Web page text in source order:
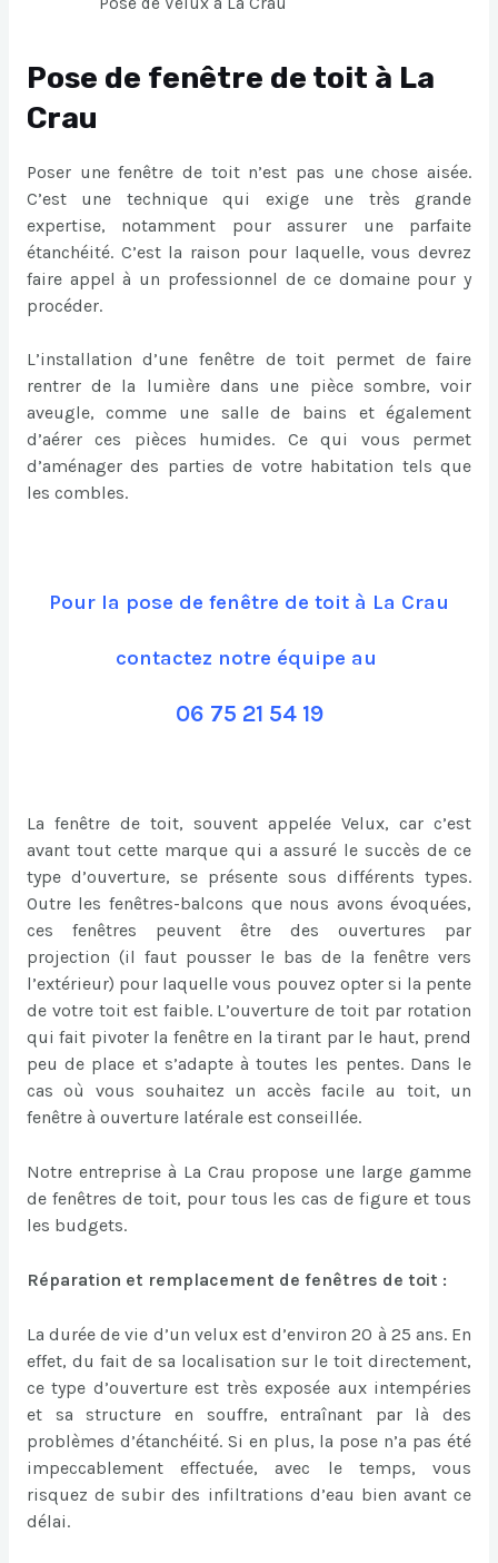
Pose de fenêtre de toit à La
Crau
Poser une fenêtre de toit n’est pas une chose aisée.
C’est une technique qui exige une très grande
expertise, notamment pour assurer une parfaite
étanchéité. C’est la raison pour laquelle, vous devrez
faire appel à un professionnel de ce domaine pour y
procéder.
L’installation d’une fenêtre de toit permet de faire
rentrer de la lumière dans une pièce sombre, voir
aveugle, comme une salle de bains et également
d’aérer ces pièces humides. Ce qui vous permet
d’aménager des parties de votre habitation tels que
les combles.
Pour la pose de fenêtre de toit à La Crau
contactez notre équipe au
06 75 21 54 19
La fenêtre de toit, souvent appelée Velux, car c’est
avant tout cette marque qui a assuré le succès de ce
type d’ouverture, se présente sous différents types.
Outre les fenêtres-balcons que nous avons évoquées,
ces fenêtres peuvent être des ouvertures par
projection (il faut pousser le bas de la fenêtre vers
l’extérieur) pour laquelle vous pouvez opter si la pente
de votre toit est faible. L’ouverture de toit par rotation
qui fait pivoter la fenêtre en la tirant par le haut, prend
peu de place et s’adapte à toutes les pentes. Dans le
cas où vous souhaitez un accès facile au toit, un
fenêtre à ouverture latérale est conseillée.
Notre entreprise à La Crau propose une large gamme
de fenêtres de toit, pour tous les cas de figure et tous
les budgets.
Réparation et remplacement de fenêtres de toit :
La durée de vie d’un velux est d’environ 20 à 25 ans. En
effet, du fait de sa localisation sur le toit directement,
ce type d’ouverture est très exposée aux intempéries
et sa structure en souffre, entraînant par là des
problèmes d’étanchéité. Si en plus, la pose n’a pas été
impeccablement effectuée, avec le temps, vous
risquez de subir des infiltrations d’eau bien avant ce
délai.